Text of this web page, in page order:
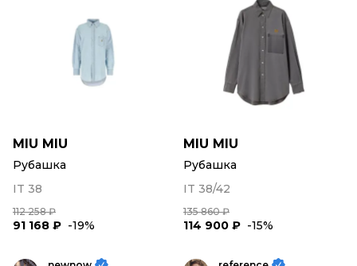
MIU MIU
Рубашка
IT 38
112 258 ₽
91 168 ₽ -19%
MIU MIU
Рубашка
IT 38/42
135 860 ₽
114 900 ₽ -15%